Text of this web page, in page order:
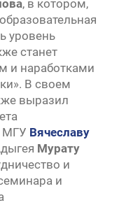
, в котором,
уровень
станет
и наработками
В своем
выразил
МГУ Вячеславу
Мурату
и
и